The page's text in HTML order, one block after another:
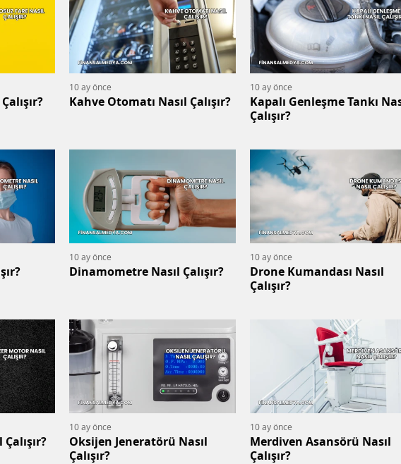
10 ay önce
Kahve Otomatı Nasıl Çalışır?
10 ay önce
Kapalı Genleşme Tankı
Çalışır?
10 ay önce
Dinamometre Nasıl Çalışır?
10 ay önce
Drone Kumandası Nasıl
Çalışır?
10 ay önce
Oksijen Jeneratörü Nasıl
Çalışır?
10 ay önce
Merdiven Asansörü Nasıl
Çalışır?